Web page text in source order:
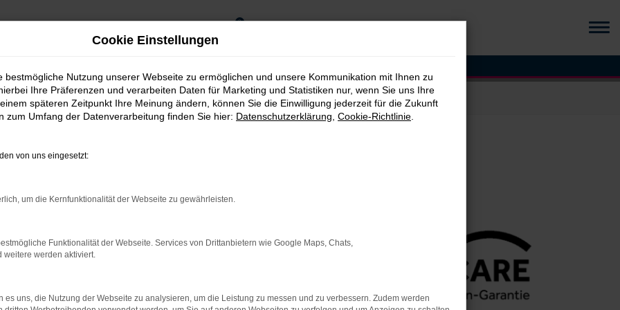
0
Denn mit dem Autokauf bei
mit Qualität. Das sichern wir Ihnen
Cookie Einstellungen
bestmögliche Nutzung unserer Webseite zu ermöglichen und unsere Kommunikation mit Ihnen zu
Ihre Präferenzen und verarbeiten Daten für Marketing und Statistiken nur, wenn Sie uns Ihre
späteren Zeitpunkt Ihre Meinung ändern, können Sie die Einwilligung jederzeit für die Zukunft
zum Umfang der Datenverarbeitung finden Sie hier: Datenschutzerklärung Cookie-Richtlinie
von uns eingesetzt:
um die Kernfunktionalität der Webseite zu gewährleisten.
Funktionalität der Webseite. Services von Drittanbietern wie Google Maps, Chats,
weitere werden aktiviert.
es uns, die Nutzung der Webseite zu analysieren, um die Leistung zu messen und zu verbessern. Zudem werden